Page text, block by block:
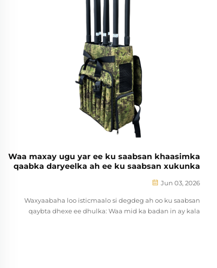
Waa maxay ugu yar ee ku saabsan khaasimka
qaabka daryeelka ah ee ku saabsan xukunka
Jun 03, 2026
Waxyaabaha loo isticmaalo si degdeg ah oo ku saabsan
qaybta dhexe ee dhulka: Waa mid ka badan in ay kala